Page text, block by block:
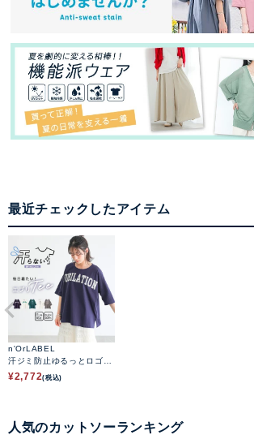
最近チェックしたアイテム
n'OrLABEL
汗ジミ防止ゆるっとロゴT
シャツ
¥2,772(税込)
人気のカットソーランキング